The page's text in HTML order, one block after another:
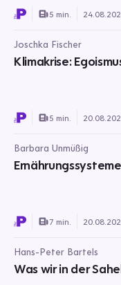
5 min.
Joschka Fischer
Klimakrise:
5 min.
Barbara Unmüßig
7 min.
Hans-Peter Bartels
Was wir in der